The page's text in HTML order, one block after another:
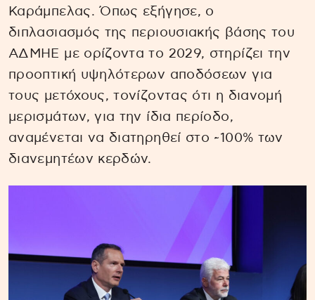
Καράμπελας. Όπως εξήγησε, ο
διπλασιασμός της περιουσιακής βάσης του
ΑΔΜΗΕ με ορίζοντα το 2029, στηρίζει την
προοπτική υψηλότερων αποδόσεων για
τους μετόχους, τονίζοντας ότι η διανομή
μερισμάτων, για την ίδια περίοδο,
αναμένεται να διατηρηθεί στο ~100% των
διανεμητέων κερδών.